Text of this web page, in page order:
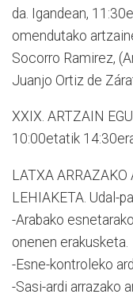
da. Igandean,
omendutako
Socorro Ramirez,
Juanjo Ortiz de
XXIX. ARTZAIN
10:00etatik
LATXA ARRAZAKO
LEHIAKETA. Udal-
-Arabako
onenen erakusketa.
-Esne-kontroleko
-Sasi-ardi arrazako